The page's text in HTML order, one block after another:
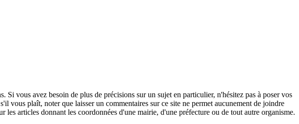
vous avez besoin de plus de précisions sur un sujet en particulier, n'hésitez pas à poser vos
vous plaît, noter que laisser un commentaires sur ce site ne permet aucunement de joindre
articles donnant les coordonnées d'une mairie, d'une préfecture ou de tout autre organisme.